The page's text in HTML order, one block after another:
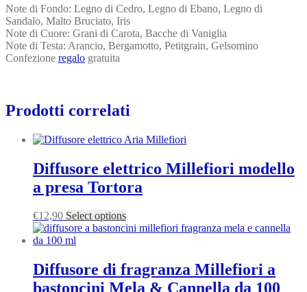
Note di Fondo: Legno di Cedro, Legno di Ebano, Legno di
Sandalo, Malto Bruciato, Iris
Note di Cuore: Grani di Carota, Bacche di Vaniglia
Note di Testa: Arancio, Bergamotto, Petitgrain, Gelsomino
Confezione regalo gratuita
Prodotti correlati
Diffusore elettrico Millefiori modello
a presa Tortora
€12,90 Select options
Diffusore di fragranza Millefiori a
bastoncini Mela & Cannella da 100